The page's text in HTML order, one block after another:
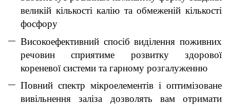
великій кількості калію та обмеженій кількості
фосфору
Високоефективний спосіб виділення поживних
речовин сприятиме розвитку здорової
кореневої системи та гарному розгалуженню
Повний спектр мікроелементів і оптимізоване
вивільнення заліза дозволять вам отримати